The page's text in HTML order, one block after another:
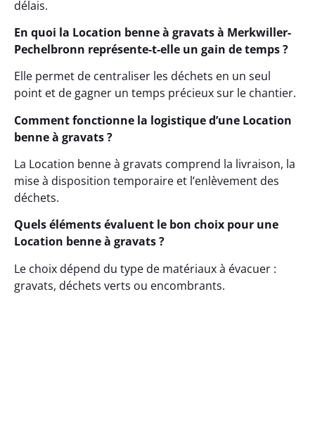
délais.
En quoi la Location benne à gravats à Merkwiller-
Pechelbronn représente-t-elle un gain de temps ?
Elle permet de centraliser les déchets en un seul
point et de gagner un temps précieux sur le chantier.
Comment fonctionne la logistique d’une Location
benne à gravats ?
La Location benne à gravats comprend la livraison, la
mise à disposition temporaire et l’enlèvement des
déchets.
Quels éléments évaluent le bon choix pour une
Location benne à gravats ?
Le choix dépend du type de matériaux à évacuer :
gravats, déchets verts ou encombrants.